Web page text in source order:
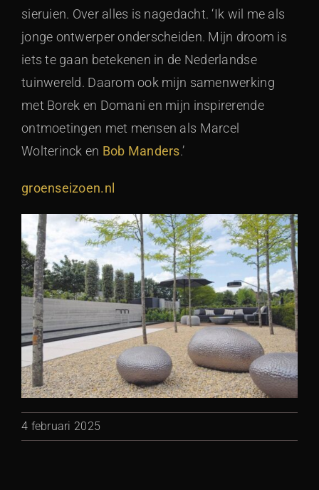
sieruien. Over alles is nagedacht. ‘Ik wil me als
jonge ontwerper onderscheiden. Mijn droom is
iets te gaan betekenen in de Nederlandse
tuinwereld. Daarom ook mijn samenwerking
met Borek en Domani en mijn inspirerende
ontmoetingen met mensen als Marcel
Wolterinck en Bob Manders.’
groenseizoen.nl
4 februari 2025